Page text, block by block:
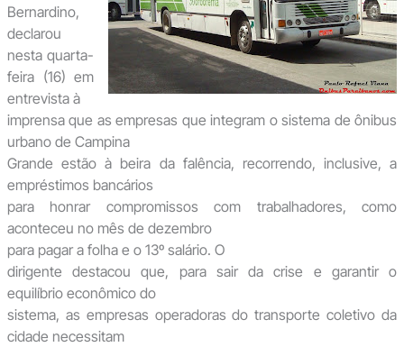
Bernardino,
declarou
nesta quarta-
feira (16) em
entrevista à
imprensa que as empresas que integram o sistema de ônibus
urbano de Campina
Grande estão à beira da falência, recorrendo, inclusive, a
empréstimos bancários
para honrar compromissos com trabalhadores, como
aconteceu no mês de dezembro
para pagar a folha e o 13º salário. O
dirigente destacou que, para sair da crise e garantir o
equilíbrio econômico do
sistema, as empresas operadoras do transporte coletivo da
cidade necessitam